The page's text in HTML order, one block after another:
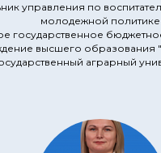
управления по
молодежной политике
государственное
высшего образования
аграрный